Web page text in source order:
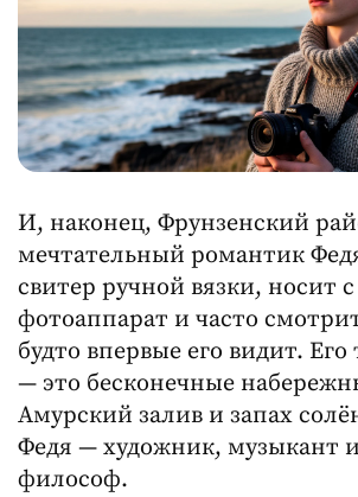
И, наконец, Фрунзенский
мечтательный романтик
свитер ручной вязки, носит
фотоаппарат и часто
будто впервые его видит.
— это бесконечные
Амурский залив и запах
Федя — художник, музыкант
философ.